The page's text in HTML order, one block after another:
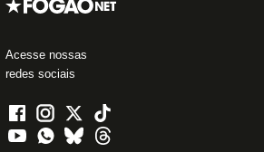
Acesse nossas
redes sociais